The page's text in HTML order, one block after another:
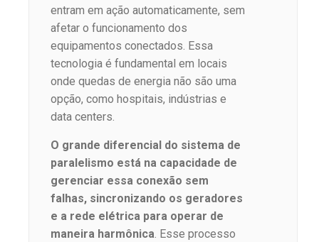
entram em ação automaticamente, sem
afetar o funcionamento dos
equipamentos conectados. Essa
tecnologia é fundamental em locais
onde quedas de energia não são uma
opção, como hospitais, indústrias e
data centers.
O grande diferencial do sistema de
paralelismo está na capacidade de
gerenciar essa conexão sem
falhas, sincronizando os geradores
e a rede elétrica para operar de
maneira harmônica. Esse processo